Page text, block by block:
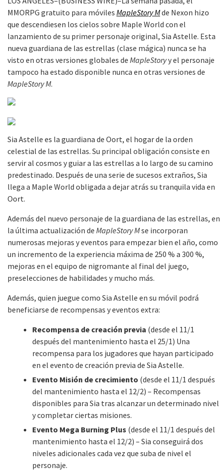
MMORPG gratuito para móviles MapleStory Mde Nexon hizo
que descendiesen los cielos sobre Maple World con el
lanzamiento de su primer personaje original, Sia Astelle. Esta
nueva guardiana de las estrellas (clase mágica) nunca se ha
visto en otras versiones globales de MapleStoryy el personaje
tampoco ha estado disponible nunca en otras versiones de
MapleStory M.
Sia Astelle es la guardiana de Oort, el hogar de la orden
celestial de las estrellas. Su principal obligación consiste en
servir al cosmos y guiar a las estrellas a lo largo de su camino
predestinado. Después de una serie de sucesos extraños, Sia
llega a Maple World obligada a dejar atrás su tranquila vida en
Oort.
Además del nuevo personaje de la guardiana de las estrellas, en
la última actualización de MapleStory Mse incorporan
numerosas mejoras y eventos para empezar bien el año, como
un incremento de la experiencia máxima de 250 % a 300 %,
mejoras en el equipo de nigromante al final del juego,
preselecciones de habilidades y mucho más.
Además, quien juegue como Sia Astelle en su móvil podrá
beneficiarse de recompensas y eventos extra:
Recompensa de creación previa (desde el 11/1
después del mantenimiento hasta el 25/1) Una
recompensa para los jugadores que hayan participado
en el evento de creación previa de Sia Astelle.
Evento Misión de crecimiento (desde el 11/1 después
del mantenimiento hasta el 12/2) – Recompensas
disponibles para Sia tras alcanzar un determinado nivel
y completar ciertas misiones.
Evento Mega Burning Plus (desde el 11/1 después del
mantenimiento hasta el 12/2) – Sia conseguirá dos
niveles adicionales cada vez que suba de nivel el
personaje.